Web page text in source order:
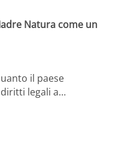
Natura come un
il paese
legali a…